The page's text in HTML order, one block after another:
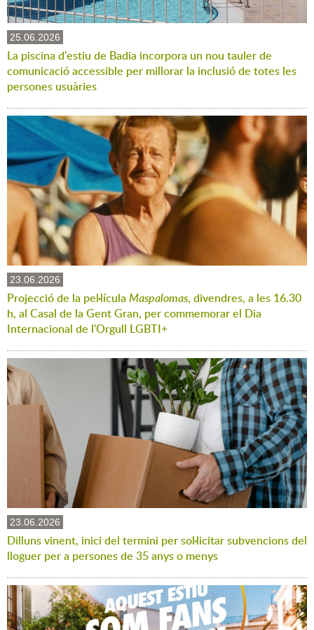
25.06.2026
La piscina d'estiu de Badia incorpora un nou tauler de
comunicació accessible per millorar la inclusió de totes les
persones usuàries
23.06.2026
Projecció de la pel·lícula Maspalomas, divendres, a les 16.30
h, al Casal de la Gent Gran, per commemorar el Dia
Internacional de l'Orgull LGBTI+
23.06.2026
Dilluns vinent, inici del termini per sol·licitar subvencions del
lloguer per a persones de 35 anys o menys